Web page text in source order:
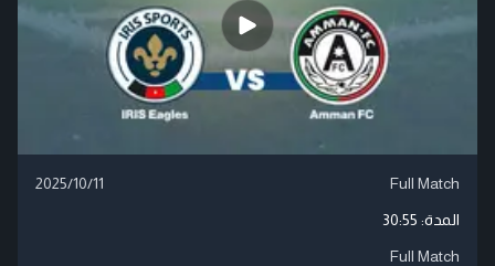
Full Match
2025/10/11
المدة: 30:55
Full Match